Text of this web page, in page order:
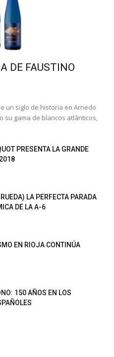
DE FAUSTINO
un siglo de historia en Arnedo
su gama de blancos atlánticos,
PRESENTA LA GRANDE
LA PERFECTA PARADA
DE LA A-6
EN RIOJA CONTINÚA
150 AÑOS EN LOS